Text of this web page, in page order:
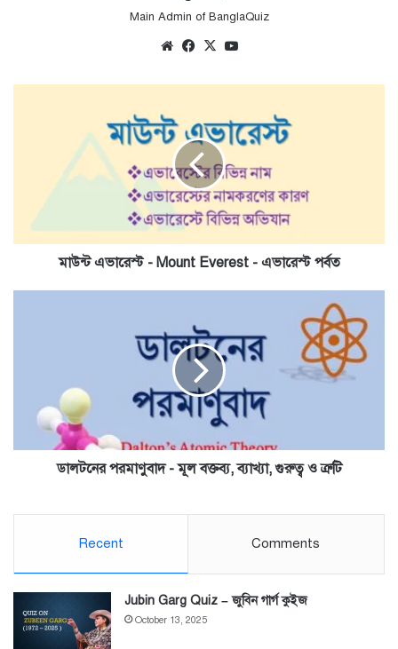
Main Admin of BanglaQuiz
WebsiteFacebook
X
এভারেস্ট
পর্বত
মাউন্ট এভারেস্ট - Mount Everest - এভারেস্ট পর্বত
ত্রুটি
ডালটনের পরমাণুবাদ - মূল বক্তব্য, ব্যাখ্যা, গুরুত্ব ও ত্রুটি
Recent Comments
Jubin Garg Quiz – জুবিন গার্গ কুইজ
October 13, 2025